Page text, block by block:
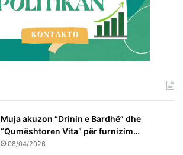
Muja akuzon “Drinin e Bardhë” dhe
“Qumështoren Vita” për furnizim…
08/04/2026